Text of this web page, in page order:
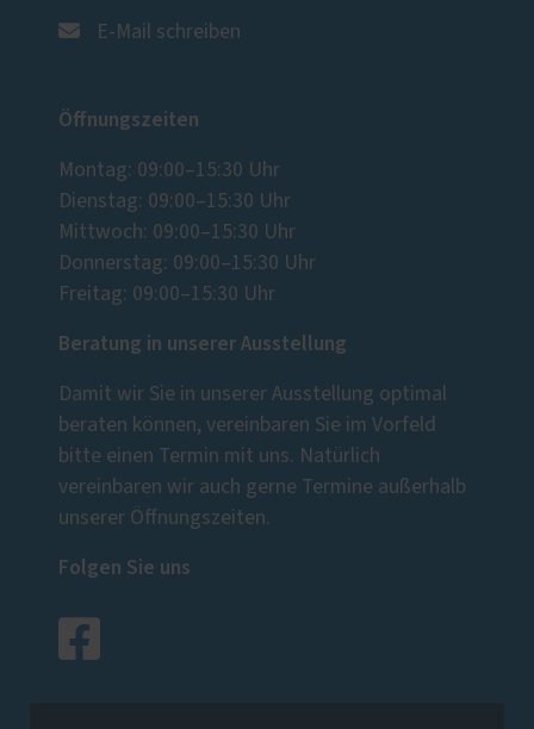
E-Mail schreiben
Öffnungszeiten
Montag: 09:00–15:30 Uhr
Dienstag: 09:00–15:30 Uhr
Mittwoch: 09:00–15:30 Uhr
Donnerstag: 09:00–15:30 Uhr
Freitag: 09:00–15:30 Uhr
Beratung in unserer Ausstellung
Damit wir Sie in unserer Ausstellung optimal
beraten können, vereinbaren Sie im Vorfeld
bitte einen Termin mit uns. Natürlich
vereinbaren wir auch gerne Termine außerhalb
unserer Öffnungszeiten.
Folgen Sie uns